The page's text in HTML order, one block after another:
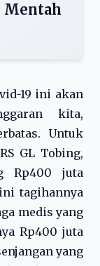
Mentah
19 ini akan
kita,
Untuk
GL Tobing,
Rp400 juta
tagihannya
medis yang
Rp400 juta
yang